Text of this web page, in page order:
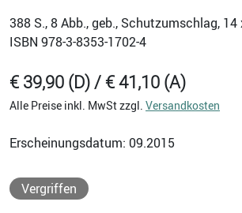
388 S., 8 Abb., geb., Schutzumschlag, 14
ISBN 978-3-8353-1702-4
€ 39,90 (D) / € 41,10 (A)
Alle Preise inkl. MwSt zzgl. Versandkosten
Erscheinungsdatum: 09.2015
Vergriffen